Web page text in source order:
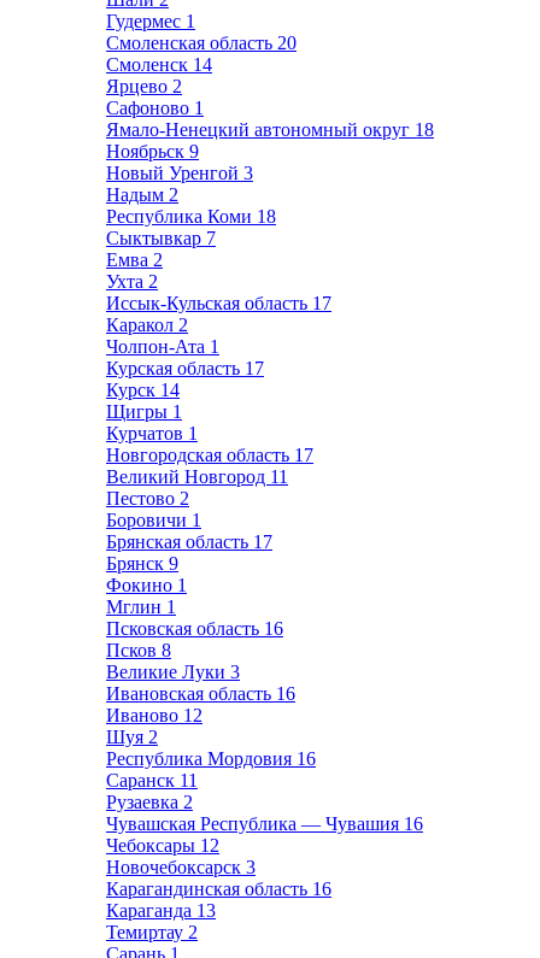
Гудермес 1
Смоленская область 20
Смоленск 14
Ярцево 2
Сафоново 1
Ямало-Ненецкий автономный округ 18
Ноябрьск 9
Новый Уренгой 3
Надым 2
Республика Коми 18
Сыктывкар 7
Емва 2
Ухта 2
Иссык-Кульская область 17
Каракол 2
Чолпон-Ата 1
Курская область 17
Курск 14
Щигры 1
Курчатов 1
Новгородская область 17
Великий Новгород 11
Пестово 2
Боровичи 1
Брянская область 17
Брянск 9
Фокино 1
Мглин 1
Псковская область 16
Псков 8
Великие Луки 3
Ивановская область 16
Иваново 12
Шуя 2
Республика Мордовия 16
Саранск 11
Рузаевка 2
Чувашская Республика — Чувашия 16
Чебоксары 12
Новочебоксарск 3
Карагандинская область 16
Караганда 13
Темиртау 2
Сарань 1